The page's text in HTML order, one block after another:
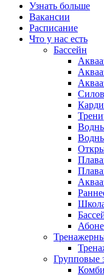
Узнать больше
Вакансии
Расписание
Что у нас есть
Бассейн
Групповые